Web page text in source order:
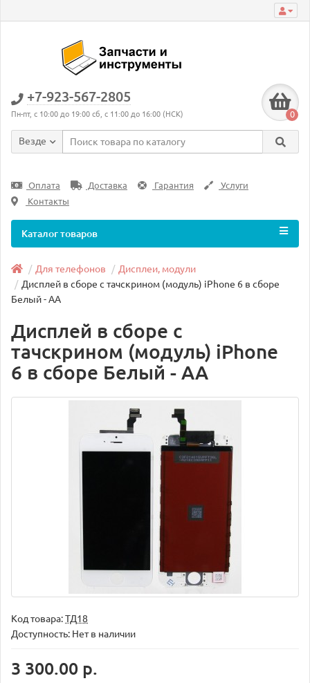
+7-923-567-2805
Пн-пт, с 10:00 до 19:00 сб, с 11:00 до 16:00 (НСК) 0
Везде
Оплата Доставка Гарантия
Услуги
Контакты
Каталог товаров
Для телефонов
Дисплеи, модули
Дисплей в сборе с тачскрином (модуль) iPhone 6 в сборе
Белый - AA
Дисплей в сборе с
тачскрином (модуль) iPhone
6 в сборе Белый - AA
Код товара:ТД18
Доступность: Нет в наличии
3 300.00 р.